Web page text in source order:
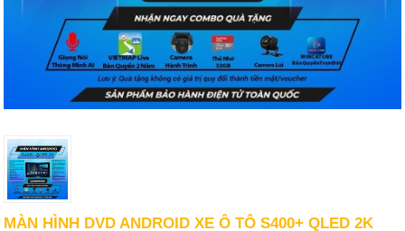
MÀN HÌNH DVD ANDROID XE Ô TÔ S400+ QLED 2K